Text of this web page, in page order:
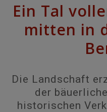
Ein Tal
mitten in
Die Landschaft
der
historischen